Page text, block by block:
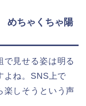
めちゃくちゃ陽
で見せる姿は明る
よね。SNS上で
楽しそうという声